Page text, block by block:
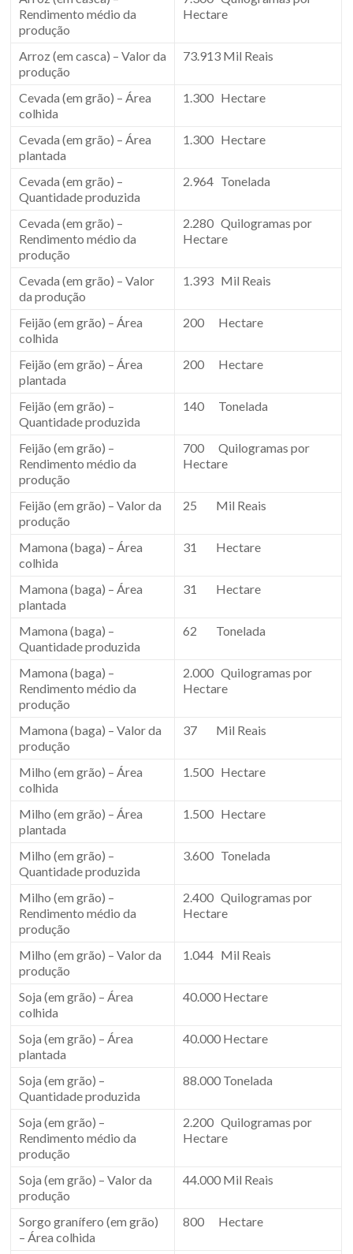
Rendimento médio da
produção
Hectare
Arroz (em casca) – Valor da
produção
73.913 Mil Reais
Cevada (em grão) – Área
colhida
1.300 Hectare
Cevada (em grão) – Área
plantada
1.300 Hectare
Cevada (em grão) –
Quantidade produzida
2.964 Tonelada
Cevada (em grão) –
Rendimento médio da
produção
2.280 Quilogramas por
Hectare
Cevada (em grão) – Valor
da produção
1.393 Mil Reais
Feijão (em grão) – Área
colhida
200 Hectare
Feijão (em grão) – Área
plantada
200 Hectare
Feijão (em grão) –
Quantidade produzida
140 Tonelada
Feijão (em grão) –
Rendimento médio da
produção
700 Quilogramas por
Hectare
Feijão (em grão) – Valor da
produção
25 Mil Reais
Mamona (baga) – Área
colhida
31 Hectare
Mamona (baga) – Área
plantada
31 Hectare
Mamona (baga) –
Quantidade produzida
62 Tonelada
Mamona (baga) –
Rendimento médio da
produção
2.000 Quilogramas por
Hectare
Mamona (baga) – Valor da
produção
37 Mil Reais
Milho (em grão) – Área
colhida
1.500 Hectare
Milho (em grão) – Área
plantada
1.500 Hectare
Milho (em grão) –
Quantidade produzida
3.600 Tonelada
Milho (em grão) –
Rendimento médio da
produção
2.400 Quilogramas por
Hectare
Milho (em grão) – Valor da
produção
1.044 Mil Reais
Soja (em grão) – Área
colhida
40.000 Hectare
Soja (em grão) – Área
plantada
40.000 Hectare
Soja (em grão) –
Quantidade produzida
88.000 Tonelada
Soja (em grão) –
Rendimento médio da
produção
2.200 Quilogramas por
Hectare
Soja (em grão) – Valor da
produção
44.000 Mil Reais
Sorgo granífero (em grão)
– Área colhida
800 Hectare